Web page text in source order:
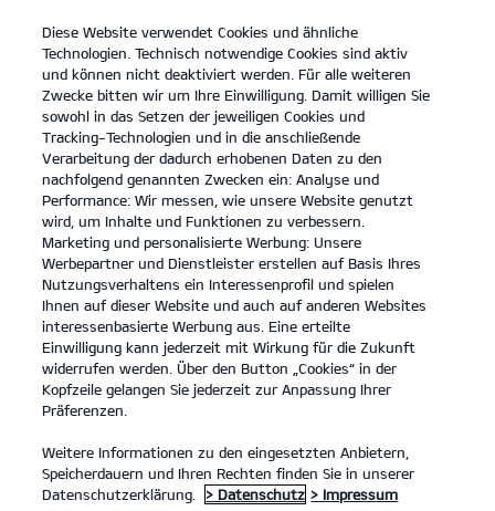
open
menu
KONTAKT
PROBEFAHRT
Modelle
Business
Angebote
Diese Website verwendet Cookies und ähnliche
Technologien. Technisch notwendige Cookies sind aktiv
und können nicht deaktiviert werden. Für alle weiteren
Zwecke bitten wir um Ihre Einwilligung. Damit willigen Sie
sowohl in das Setzen der jeweiligen Cookies und
Tracking-Technologien und in die anschließende
Verarbeitung der dadurch erhobenen Daten zu den
nachfolgend genannten Zwecken ein: Analyse und
Performance: Wir messen, wie unsere Website genutzt
wird, um Inhalte und Funktionen zu verbessern.
Marketing und personalisierte Werbung: Unsere
Werbepartner und Dienstleister erstellen auf Basis Ihres
Nutzungsverhaltens ein Interessenprofil und spielen
Ihnen auf dieser Website und auch auf anderen Websites
interessenbasierte Werbung aus. Eine erteilte
Einwilligung kann jederzeit mit Wirkung für die Zukunft
widerrufen werden. Über den Button „Cookies“ in der
Kopfzeile gelangen Sie jederzeit zur Anpassung Ihrer
Präferenzen.
Weitere Informationen zu den eingesetzten Anbietern,
Speicherdauern und Ihren Rechten finden Sie in unserer
Datenschutzerklärung.
> Datenschutz > Impressum